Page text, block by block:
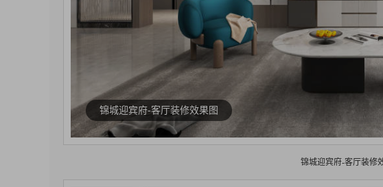
锦城迎宾府-客厅装修效果图
锦城迎宾府-客厅装修